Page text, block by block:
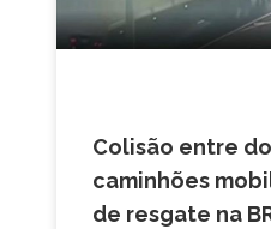
Colisão entre
caminhões
de resgate na